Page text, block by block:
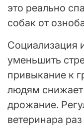
это реально
собак от
Социализация
уменьшить
привыкание к
людям
дрожание.
ветеринара